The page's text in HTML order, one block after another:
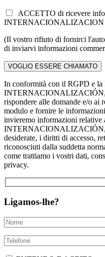
ACCETTO di ricevere
INTERNACIONALIZACION
(Il vostro rifiuto di fornirci
di inviarvi informazioni
In conformità con il RGPD e
INTERNACIONALIZACIÓN,
rispondere alle domande e/o ai
modulo e fornire le
invieremo informazioni
INTERNACIONALIZACIÓN,
desiderate, i diritti di accesso,
riconosciuti dalla suddetta
come trattiamo i vostri dati,
privacy.
Ligamos-lhe?